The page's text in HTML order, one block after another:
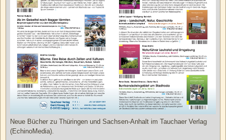
Neue Bücher zu Thüringen und Sachsen-Anhalt im Tauchaer Verlag
(EchinoMedia).